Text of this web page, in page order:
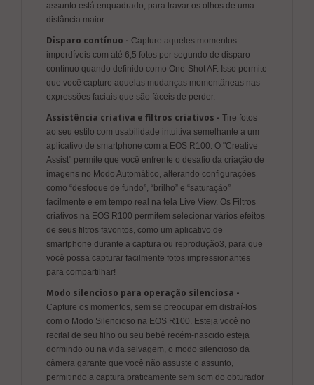
assunto está enquadrado, para travar os olhos de uma
distância maior.
Disparo contínuo - Capture aqueles momentos
imperdíveis com até 6,5 fotos por segundo de disparo
contínuo quando definido como One-Shot AF. Isso permite
que você capture aquelas mudanças momentâneas nas
expressões faciais que são fáceis de perder.
Assistência criativa e filtros criativos - Tire fotos
ao seu estilo com usabilidade intuitiva semelhante a um
aplicativo de smartphone com a EOS R100. O "Creative
Assist" permite que você enfrente o desafio da criação de
imagens no Modo Automático, alterando configurações
como “desfoque de fundo”, “brilho” e “saturação”
facilmente e em tempo real na tela Live View. Os Filtros
criativos na EOS R100 permitem selecionar vários efeitos
de seus filtros favoritos, como um aplicativo de
smartphone durante a captura ou reprodução3, para que
você possa capturar facilmente fotos impressionantes
para compartilhar!
Modo silencioso para operação silenciosa -
Capture os momentos, sem se preocupar em distraí-los
com o Modo Silencioso na EOS R100. Esteja você no
recital de seu filho ou seu bebê recém-nascido esteja
dormindo ou na vida selvagem, o modo silencioso da
câmera garante que você não assuste o assunto,
permitindo a captura praticamente sem som do obturador